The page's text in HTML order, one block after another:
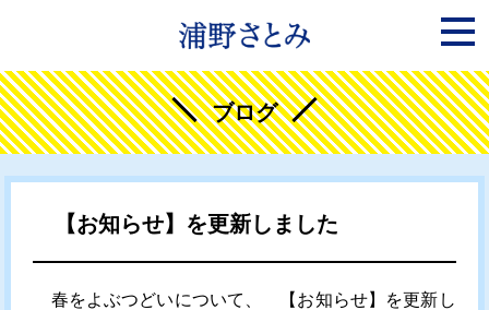
ブログ
【お知らせ】を更新しました
春をよぶつどいについて、 【お知らせ】を更新し